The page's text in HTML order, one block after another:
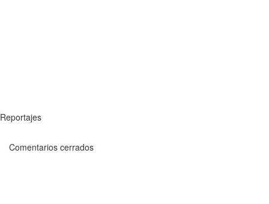
Reportajes
Comentarios cerrados